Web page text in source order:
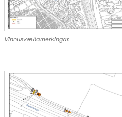
Vinnusvæðamerkingar.